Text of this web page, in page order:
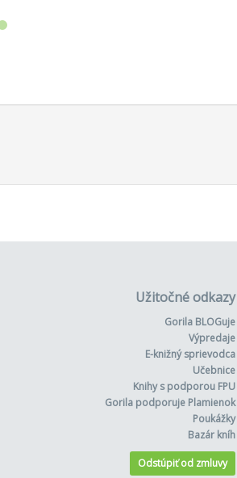
Užitočné odkazy
Gorila BLOGuje
Výpredaje
E-knižný sprievodca
Učebnice
Knihy s podporou FPU
Gorila podporuje Plamienok
Poukážky
Bazár kníh
Odstúpiť od zmluvy